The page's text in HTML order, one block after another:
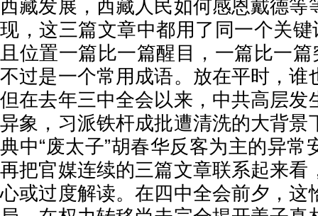
西藏发展，西藏人民如何感恩戴德等
现，这三篇文章中都用了同一个关键
且位置一篇比一篇醒目，一篇比一篇
不过是一个常用成语。放在平时，谁
但在去年三中全会以来，中共高层发
异象，习派铁杆成批遭清洗的大背景
典中“废太子”胡春华反客为主的异常
再把官媒连续的三篇文章联系起来看
心或过度解读。在四中全会前夕，这